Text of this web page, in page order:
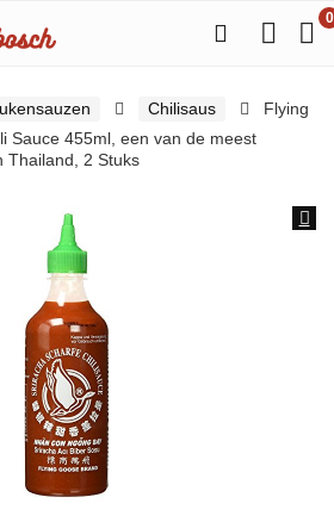
0
Chilisaus
Flying
Sauce 455ml, een van de meest
Thailand, 2 Stuks